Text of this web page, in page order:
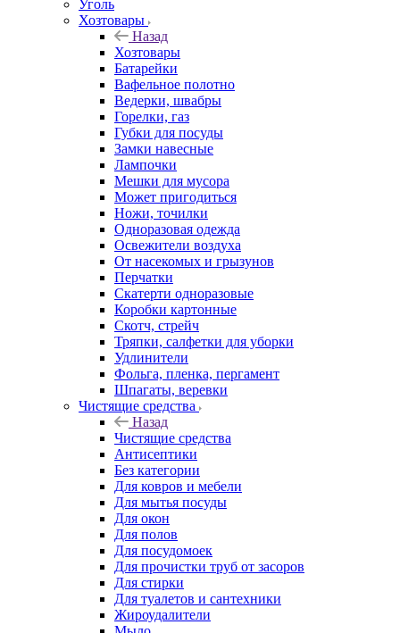
Уголь
Хозтовары
Назад
Хозтовары
Батарейки
Вафельное полотно
Ведерки, швабры
Горелки, газ
Губки для посуды
Замки навесные
Лампочки
Мешки для мусора
Может пригодиться
Ножи, точилки
Одноразовая одежда
Освежители воздуха
От насекомых и грызунов
Перчатки
Скатерти одноразовые
Коробки картонные
Скотч, стрейч
Тряпки, салфетки для уборки
Удлинители
Фольга, пленка, пергамент
Шпагаты, веревки
Чистящие средства
Назад
Чистящие средства
Антисептики
Без категории
Для ковров и мебели
Для мытья посуды
Для окон
Для полов
Для посудомоек
Для прочистки труб от засоров
Для стирки
Для туалетов и сантехники
Жироудалители